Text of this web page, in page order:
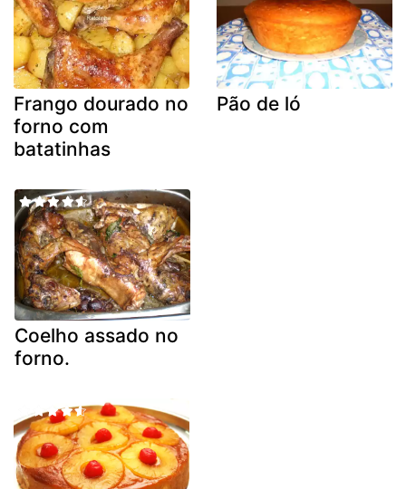
Frango dourado no
forno com
batatinhas
Pão de ló
Coelho assado no
forno.